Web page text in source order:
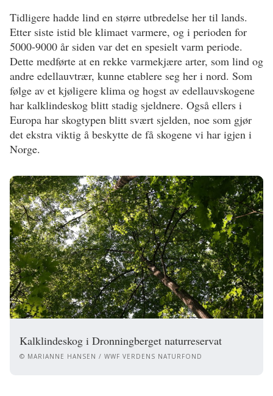
Tidligere hadde lind en større utbredelse her til lands.
Etter siste istid ble klimaet varmere, og i perioden for
5000-9000 år siden var det en spesielt varm periode.
Dette medførte at en rekke varmekjære arter, som lind og
andre edellauvtrær, kunne etablere seg her i nord. Som
følge av et kjøligere klima og hogst av edellauvskogene
har kalklindeskog blitt stadig sjeldnere. Også ellers i
Europa har skogtypen blitt svært sjelden, noe som gjør
det ekstra viktig å beskytte de få skogene vi har igjen i
Norge.
Kalklindeskog i Dronningberget naturreservat
© MARIANNE HANSEN / WWF VERDENS NATURFOND